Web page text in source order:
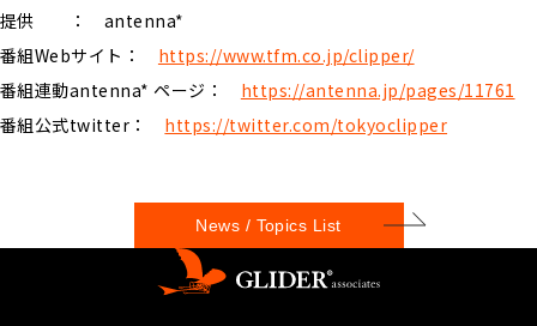
提供 ： antenna*
番組Webサイト： https://www.tfm.co.jp/clipper/
番組連動antenna* ページ： https://antenna.jp/pages/11761
番組公式twitter： https://twitter.com/tokyoclipper
News / Topics List